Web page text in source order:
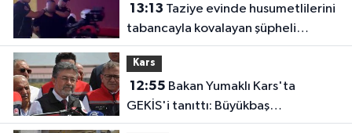
13:13
tabancayla kovalayan şüpheli
gözaltına alındı
Kars
12:55
GEKİS'i tanıttı: Büyükbaş
hayvancılıkta 'dijital kimlik' dönemi